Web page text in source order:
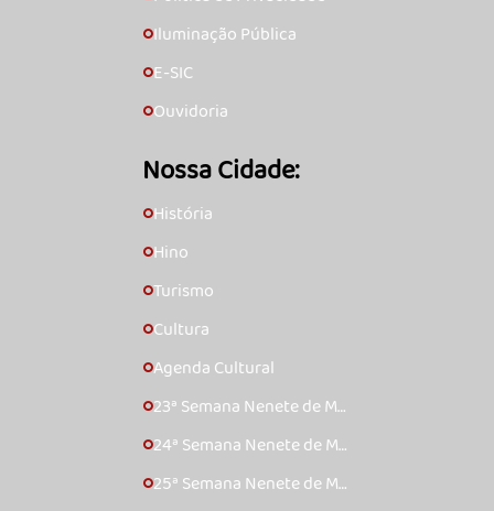
🞇Iluminação Pública
🞇E-SIC
🞇Ouvidoria
Nossa Cidade:
🞇História
🞇Hino
🞇Turismo
🞇Cultura
🞇Agenda Cultural
🞇23ª Semana Nenete de Mú
🞇24ª Semana Nenete de Mú
🞇25ª Semana Nenete de Mú